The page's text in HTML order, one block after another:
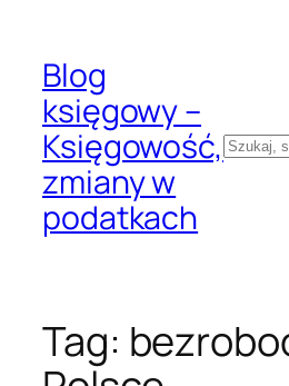
treściBlog
księgowy –
Księgowość,
zmiany w
podatkach
Szukaj
Tag: